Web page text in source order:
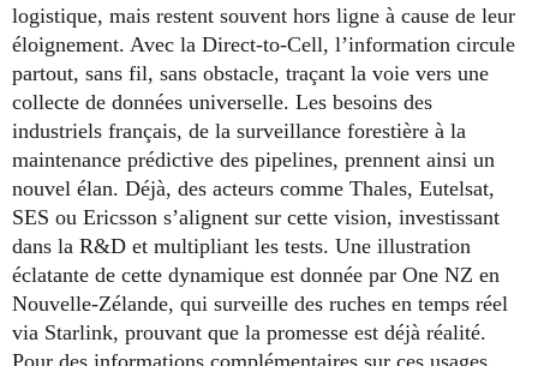
logistique, mais restent souvent hors ligne à cause de leur
éloignement. Avec la Direct-to-Cell, l’information circule
partout, sans fil, sans obstacle, traçant la voie vers une
collecte de données universelle. Les besoins des
industriels français, de la surveillance forestière à la
maintenance prédictive des pipelines, prennent ainsi un
nouvel élan. Déjà, des acteurs comme Thales, Eutelsat,
SES ou Ericsson s’alignent sur cette vision, investissant
dans la R&D et multipliant les tests. Une illustration
éclatante de cette dynamique est donnée par One NZ en
Nouvelle-Zélande, qui surveille des ruches en temps réel
via Starlink, prouvant que la promesse est déjà réalité.
Pour des informations complémentaires sur ces usages,